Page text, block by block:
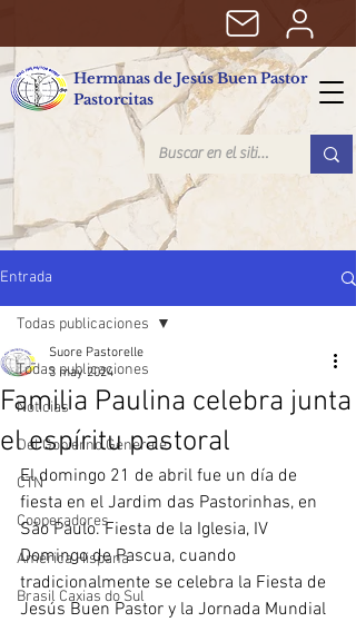
Hermanas de Jesús Buen Pastor
Pastorcitas
Entrada
Todas publicaciones
Noticias
Del Gobierno Generale
CTN
Cooperadores
América Hispana
Brasil Caxias do Sul
Todas publicaciones
Familia Paulina celebra junta
el espíritu pastoral
Suore Pastorelle
3 may 2024
El domingo 21 de abril fue un día de
fiesta en el Jardim das Pastorinhas, en
São Paulo. Fiesta de la Iglesia, IV
Domingo de Pascua, cuando
tradicionalmente se celebra la Fiesta de
Jesús Buen Pastor y la Jornada Mundial